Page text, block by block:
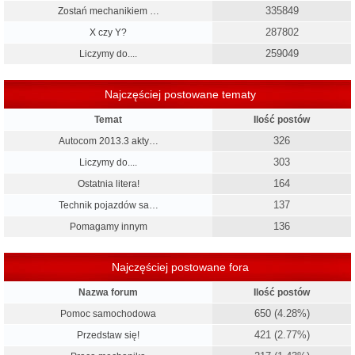
Zostań mechanikiem … 335849
X czy Y? 287802
Liczymy do.... 259049
Najczęściej postowane tematy
Temat
Ilość postów
Autocom 2013.3 akty…
326
Liczymy do.... 303
Ostatnia litera! 164
Technik pojazdów sa… 137
Pomagamy innym 136
Najczęściej postowane fora
Nazwa forum
Ilość postów
Pomoc samochodowa
650 (4.28%)
Przedstaw się! 421 (2.77%)